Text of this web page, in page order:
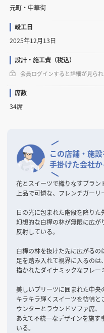
元町・中華街
竣工日
2025年12月13日
設計・施工費（税込）
会員ログインすると詳細が見ら
席数
34席
この店舗・施設
手掛けた会社
花とスイーツで織りなすブラン
上品で可憐な、フレンチガーリ
日の光に包まれた階段を降りた
幻想的な白樺の林が無限に広
反射している。
白樺の林を抜けた先に広がるの
足を踏み入れて視界に入るの
描かれたダイナミックなフレー
美しいプリーツに囲まれた中央
キラキラ輝くスイーツを彷彿
ウンターとラウンドソファ席、
あえて不統一なデザインを施す
いる。